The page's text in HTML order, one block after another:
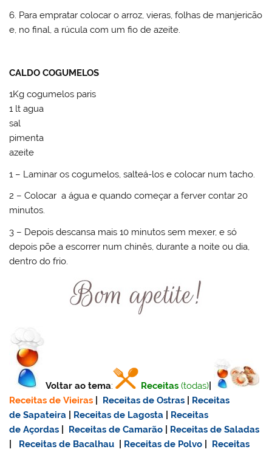
6. Para empratar colocar o arroz, vieras, folhas de manjericão
e, no final, a rúcula com um fio de azeite.
CALDO COGUMELOS
1Kg cogumelos paris
1 lt agua
sal
pimenta
azeite
1 – Laminar os cogumelos, salteá-los e colocar num tacho.
2 – Colocar a água e quando começar a ferver contar 20
minutos.
3 – Depois descansa mais 10 minutos sem mexer, e só
depois põe a escorrer num chinês, durante a noite ou dia,
dentro do frio.
Voltar ao tema: Receitas (todas)
Receitas de Vieiras
Receitas de Ostras
Receitas
de Sapateira
Receitas de Lagosta
Receitas
de Açordas
Receitas de Camarão
Receitas de Saladas
Receitas de Bacalhau Receitas de Polvo
Receitas